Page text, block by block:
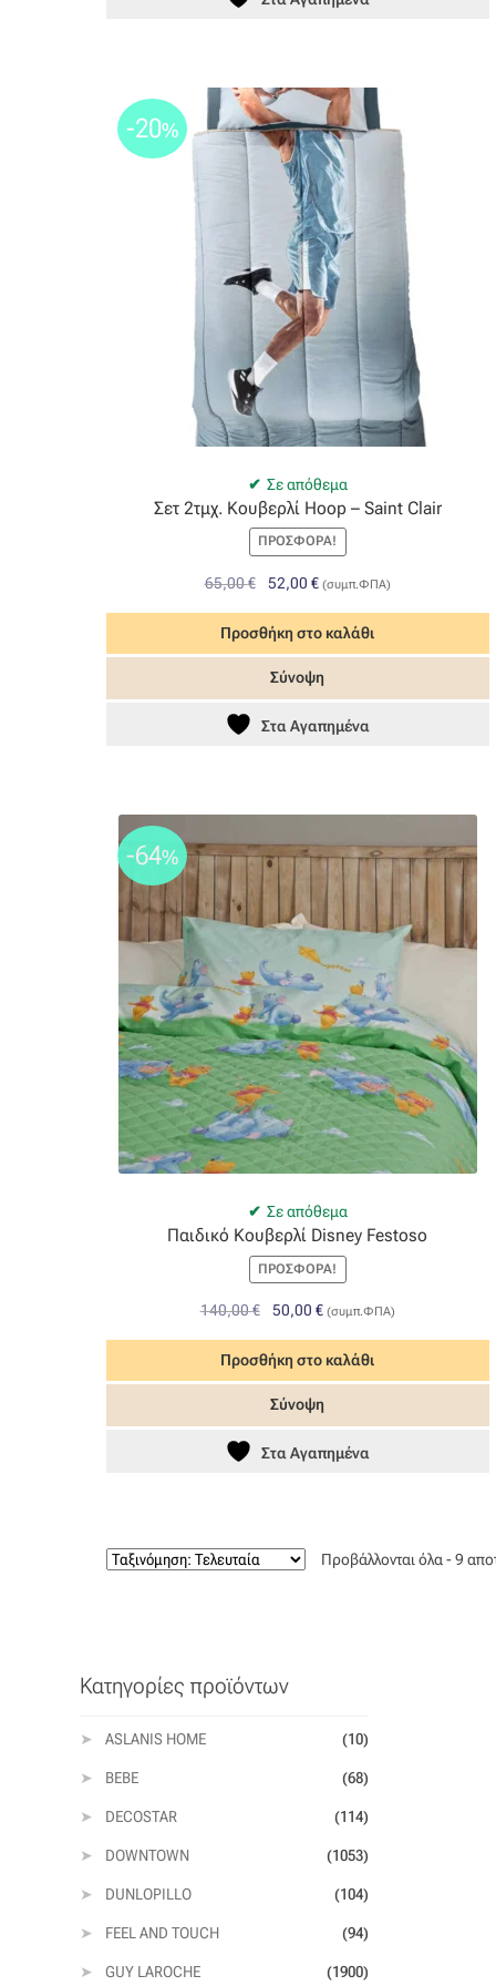
Σε απόθεμα
-20%
Σετ 2τμχ. Κουβερλί Hoop – Saint Clair
ΠΡΟΣΦΟΡΆ!
65,00€
Original
was:
65,00 €.
52,00€Η
τιμή
είναι:
52,00 €.
(συμπ.ΦΠΑ)
Προσθήκη στο καλάθι
Σύνοψη
Στα Αγαπημένα
Σε απόθεμα
-64%
Παιδικό Κουβερλί Disney Festoso
ΠΡΟΣΦΟΡΆ!
140,00€
Original
was:
140,00 €.
50,00€Η
τιμή
είναι:
50,00 €.
(συμπ.ΦΠΑ)
Προσθήκη στο καλάθι
Σύνοψη
Στα Αγαπημένα
Προβάλλονται όλα - 9
Κατηγορίες προϊόντων
ASLANIS HOME (10)
BEBE (68)
DECOSTAR (114)
DOWNTOWN (1053)
DUNLOPILLO (104)
FEEL AND TOUCH (94)
GUY LAROCHE (1900)